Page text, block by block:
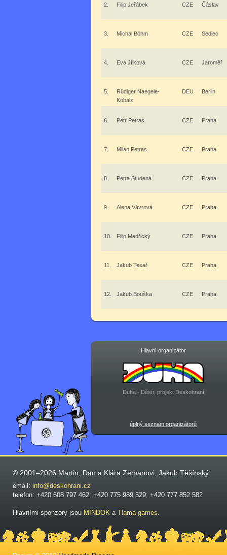
2. Filip Jeřábek CZE Čáslav
3. Michal Böhm CZE Sedlec
4. Eva Jílková CZE Jaroměř
5.
Rüdiger Naegele-
Kobalz
DEU Berlin
6. Petr Petras CZE Praha
7. Milan Petras CZE Praha
8. Petra Studená CZE Praha
9. Alena Vávrová CZE Praha
10. Filip Medřický CZE Praha
11. Jakub Tesař CZE Praha
12. Jakub Bouška CZE Praha
Hlavní organizátor
Duha - Děsír, projekt Deskohraní
úplný seznam organizátorů
© 2001–2026 Martin, Dan a Klára Zemanovi, Jakub Těšínský
email: info@deskohrani.cz
telefon: +420 608 797 462; +420 775 989 529; +420 777 852 582
Hlavními sponzory jsou MINDOK a Tlama games.